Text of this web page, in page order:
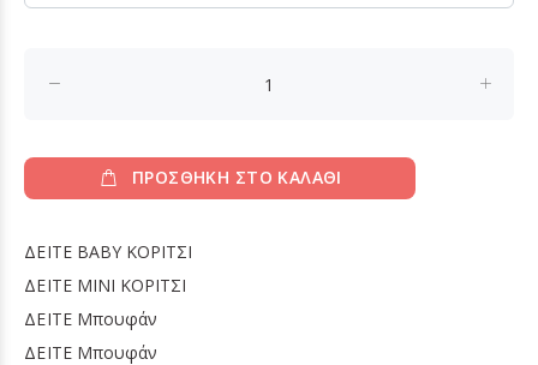
ΠΡΟΣΘΗΚΗ ΣΤΟ ΚΑΛΑΘΙ
ΔΕΙΤΕ BABY ΚΟΡΙΤΣΙ
ΔΕΙΤΕ MINI ΚΟΡΙΤΣΙ
ΔΕΙΤΕ Μπουφάν
ΔΕΙΤΕ Μπουφάν